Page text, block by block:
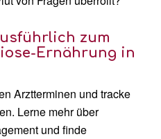
zum
Ernährung in
Arztterminen und tracke
Lerne mehr über
und finde